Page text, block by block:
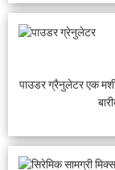
पाउडर ग्रैनुलेटर एक